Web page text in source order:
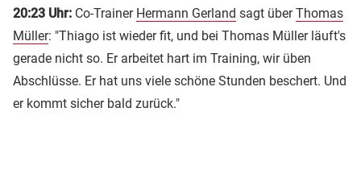
20:23 Uhr: Co-Trainer Hermann Gerland sagt überThomas
Müller: "Thiago ist wieder fit, und bei Thomas Müller läuft's
gerade nicht so. Er arbeitet hart im Training, wir üben
Abschlüsse. Er hat uns viele schöne Stunden beschert. Und
er kommt sicher bald zurück."